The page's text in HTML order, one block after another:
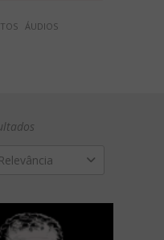
ÁUDIOS
Relevância